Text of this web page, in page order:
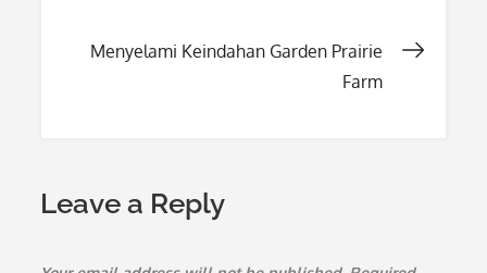
Menyelami Keindahan Garden Prairie
Farm
Leave a Reply